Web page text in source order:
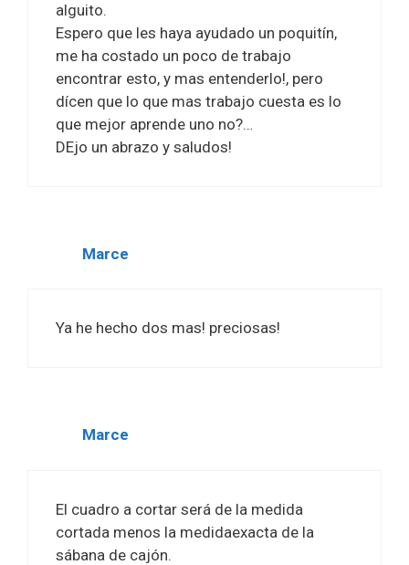
alguito.
Espero que les haya ayudado un poquitín,
me ha costado un poco de trabajo
encontrar esto, y mas entenderlo!, pero
dícen que lo que mas trabajo cuesta es lo
que mejor aprende uno no?…
DEjo un abrazo y saludos!
Marce
Ya he hecho dos mas! preciosas!
Marce
El cuadro a cortar será de la medida
cortada menos la medidaexacta de la
sábana de cajón.